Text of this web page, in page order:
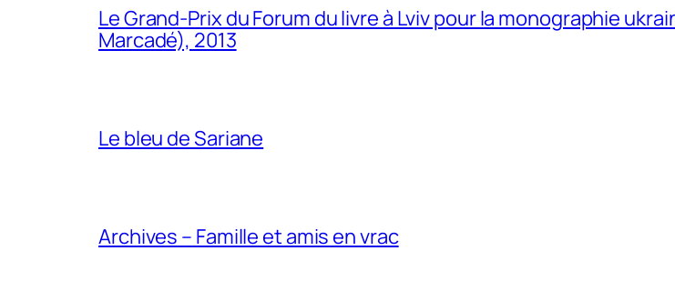
Le Grand-Prix du Forum du livre à Lviv pour la monographie
Marcadé), 2013
Le bleu de Sariane
Archives – Famille et amis en vrac